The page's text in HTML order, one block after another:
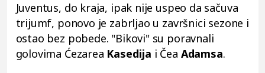
Juventus, do kraja, ipak nije uspeo da sačuva
trijumf, ponovo je zabrljao u završnici sezone i
ostao bez pobede. "Bikovi" su poravnali
golovima Ćezarea Kasedija i Čea Adamsa.